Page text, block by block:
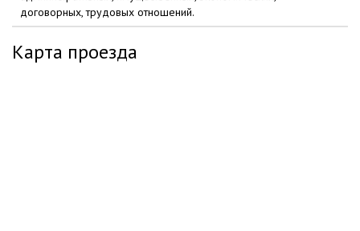
договорных, трудовых отношений.
Карта проезда